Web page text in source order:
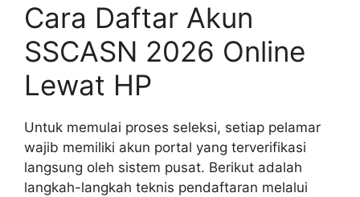
Cara Daftar Akun
SSCASN 2026 Online
Lewat HP
Untuk memulai proses seleksi, setiap pelamar
wajib memiliki akun portal yang terverifikasi
langsung oleh sistem pusat. Berikut adalah
langkah-langkah teknis pendaftaran melalui